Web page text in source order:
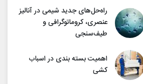
راه‌حل‌های جدید شیمی در آنالیز
عنصری، کروماتوگرافی و
طیف‌سنجی
اهمیت بسته بندی در اسباب
کشی